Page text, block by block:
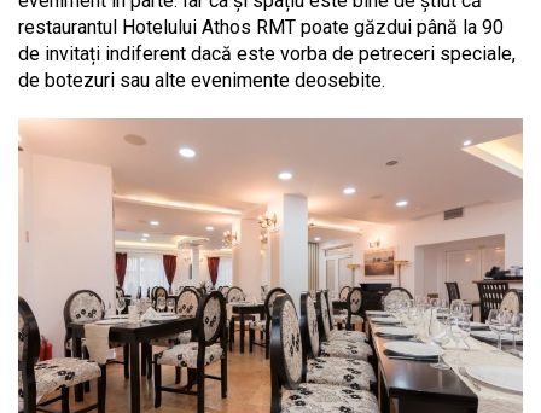
restaurantul Hotelului Athos RMT poate găzdui până la 90
de invitați indiferent dacă este vorba de petreceri speciale,
de botezuri sau alte evenimente deosebite.